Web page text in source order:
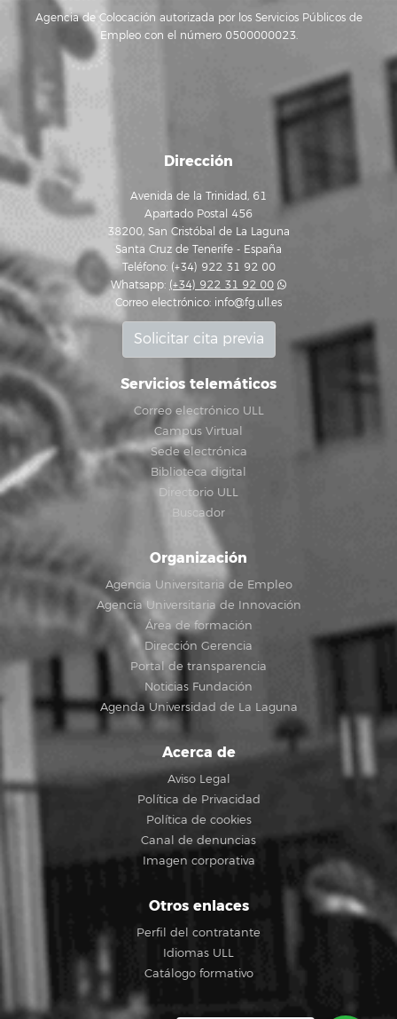
Agencia de Colocación autorizada por los Servicios Públicos de
Empleo con el número 0500000023.
Dirección
Avenida de la Trinidad, 61
Apartado Postal 456
38200, San Cristóbal de La Laguna
Santa Cruz de Tenerife - España
Teléfono: (+34) 922 31 92 00
Whatsapp: (+34) 922 31 92 00
Correo electrónico: info@fg.ull.es
Solicitar cita previa
Servicios telemáticos
Correo electrónico ULL
Campus Virtual
Sede electrónica
Biblioteca digital
Directorio ULL
Buscador
Organización
Agencia Universitaria de Empleo
Agencia Universitaria de Innovación
Área de formación
Dirección Gerencia
Portal de transparencia
Noticias Fundación
Agenda Universidad de La Laguna
Acerca de
Aviso Legal
Política de Privacidad
Política de cookies
Canal de denuncias
Imagen corporativa
Otros enlaces
Perfil del contratante
Idiomas ULL
Catálogo formativo